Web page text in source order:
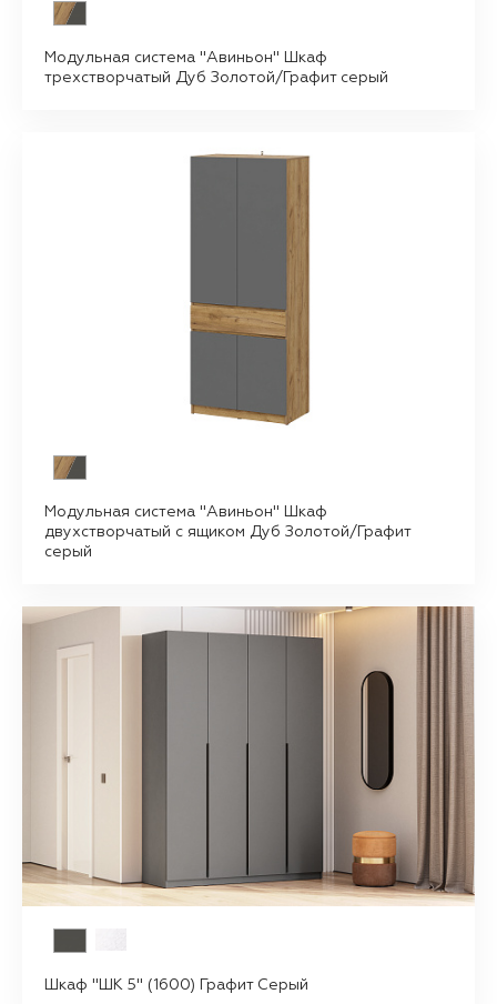
Модульная система "Авиньон" Шкаф
трехстворчатый Дуб Золотой/Графит серый
Модульная система "Авиньон" Шкаф
двухстворчатый с ящиком Дуб Золотой/Графит
серый
Шкаф "ШК 5" (1600) Графит Серый